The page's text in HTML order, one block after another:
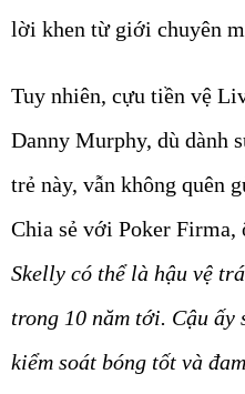
lời khen từ giới chuyên
Tuy nhiên, cựu tiền vệ
Danny Murphy, dù dành
trẻ này, vẫn không quên
Chia sẻ với Poker Firma,
Skelly có thể là hậu vệ
trong 10 năm tới. Cậu ấy
kiểm soát bóng tốt và